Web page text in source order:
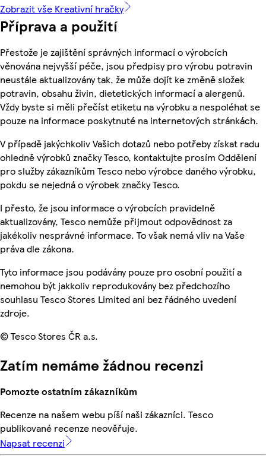
Zobrazit vše Kreativní hračky
Příprava a použití
Přestože je zajištění správných informací o výrobcích
věnována nejvyšší péče, jsou předpisy pro výrobu potravin
neustále aktualizovány tak, že může dojít ke změně složek
potravin, obsahu živin, dietetických informací a alergenů.
Vždy byste si měli přečíst etiketu na výrobku a nespoléhat se
pouze na informace poskytnuté na internetových stránkách.
V případě jakýchkoliv Vašich dotazů nebo potřeby získat radu
ohledně výrobků značky Tesco, kontaktujte prosím Oddělení
pro služby zákazníkům Tesco nebo výrobce daného výrobku,
pokdu se nejedná o výrobek značky Tesco.
I přesto, že jsou informace o výrobcích pravidelně
aktualizovány, Tesco nemůže přijmout odpovědnost za
jakékoliv nesprávné informace. To však nemá vliv na Vaše
práva dle zákona.
Tyto informace jsou podávány pouze pro osobní použití a
nemohou být jakkoliv reprodukovány bez předchozího
souhlasu Tesco Stores Limited ani bez řádného uvedení
zdroje.
© Tesco Stores ČR a.s.
Zatím nemáme žádnou recenzi
Pomozte ostatním zákazníkům
Recenze na našem webu píší naši zákazníci. Tesco
publikované recenze neověřuje.
Napsat recenzi